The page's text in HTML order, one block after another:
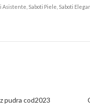
Asistente, Saboti Piele, Saboti
pudra cod2023